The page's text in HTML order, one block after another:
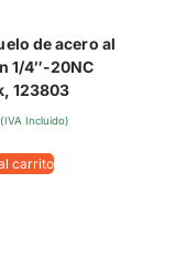
de acero al
1/4″-20NC
123803
(IVA Incluido)
carrito